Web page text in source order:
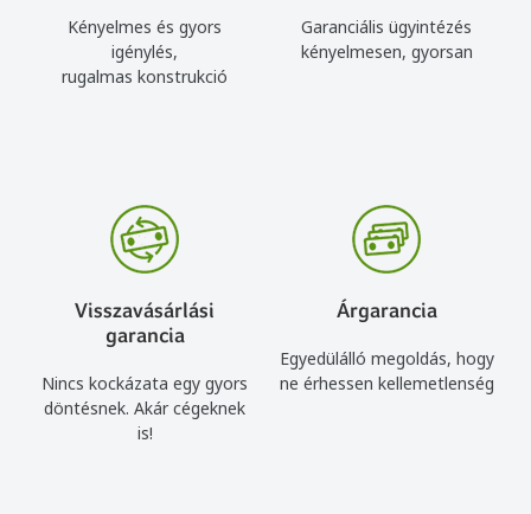
Kényelmes és gyors
igénylés,
rugalmas konstrukció
Garanciális ügyintézés
kényelmesen, gyorsan
Visszavásárlási
garancia
Nincs kockázata egy gyors
döntésnek. Akár cégeknek
is!
Árgarancia
Egyedülálló megoldás, hogy
ne érhessen kellemetlenség